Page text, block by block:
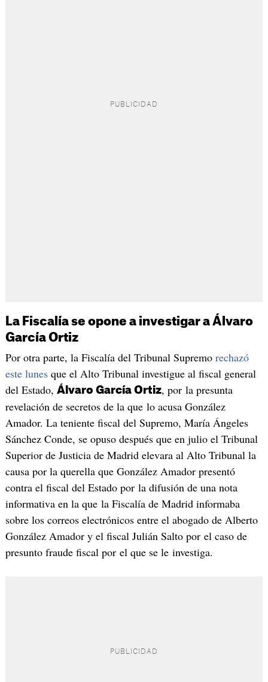
La Fiscalía se opone a investigar a Álvaro
García Ortiz
Por otra parte, la Fiscalía del Tribunal Supremo rechazó
este lunesque el Alto Tribunal investigue al fiscal general
del Estado, Álvaro García Ortiz, por la presunta
revelación de secretos de la que lo acusa González
Amador. La teniente fiscal del Supremo, María Ángeles
Sánchez Conde, se opuso después que en julio el Tribunal
Superior de Justicia de Madrid elevara al Alto Tribunal la
causa por la querella que González Amador presentó
contra el fiscal del Estado por la difusión de una nota
informativa en la que la Fiscalía de Madrid informaba
sobre los correos electrónicos entre el abogado de Alberto
González Amador y el fiscal Julián Salto por el caso de
presunto fraude fiscal por el que se le investiga.